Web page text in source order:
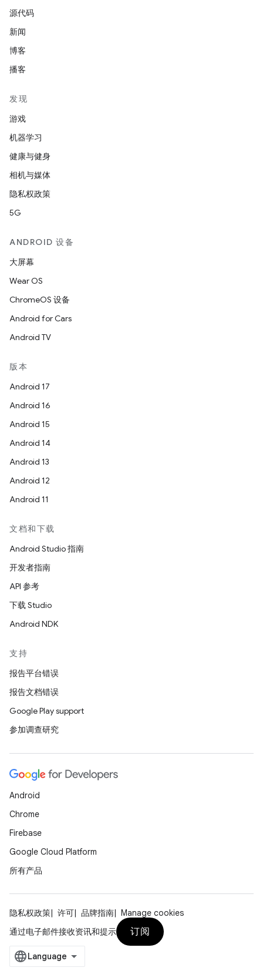
源代码
新闻
博客
播客
发现
游戏
机器学习
健康与健身
相机与媒体
隐私权政策
5G
ANDROID 设备
大屏幕
Wear OS
ChromeOS 设备
Android for Cars
Android TV
版本
Android 17
Android 16
Android 15
Android 14
Android 13
Android 12
Android 11
文档和下载
Android Studio 指南
开发者指南
API 参考
下载 Studio
Android NDK
支持
报告平台错误
报告文档错误
Google Play support
参加调查研究
Android
Chrome
Firebase
Google Cloud Platform
所有产品
隐私权政策 许可 品牌指南
Manage cookies
通过电子邮件接收资讯和提示
订阅